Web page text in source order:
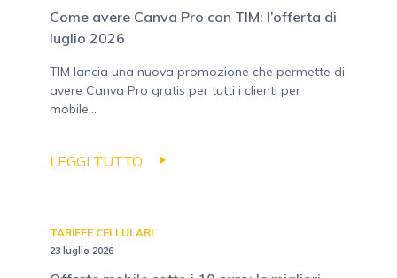
Come avere Canva Pro con TIM: l’offerta di
luglio 2026
TIM lancia una nuova promozione che permette di
avere Canva Pro gratis per tutti i clienti per
mobile...
LEGGI TUTTO
TARIFFE CELLULARI
23 luglio 2026